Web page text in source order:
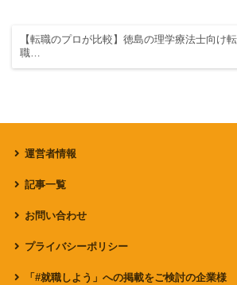
【転職のプロが比較】徳島の理学療法士向け
職…
運営者情報
記事一覧
お問い合わせ
プライバシーポリシー
「#就職しよう」への掲載をご検討の企業様